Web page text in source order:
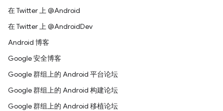
在 Twitter 上 @Android
在 Twitter 上 @AndroidDev
Android 博客
Google 安全博客
Google 群组上的 Android 平台论坛
Google 群组上的 Android 构建论坛
Google 群组上的 Android 移植论坛